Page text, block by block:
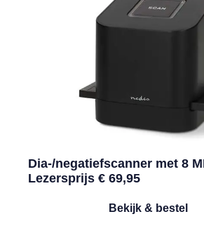
Dia-/negatiefscanner met 8
Lezersprijs € 69,95
Bekijk & bestel